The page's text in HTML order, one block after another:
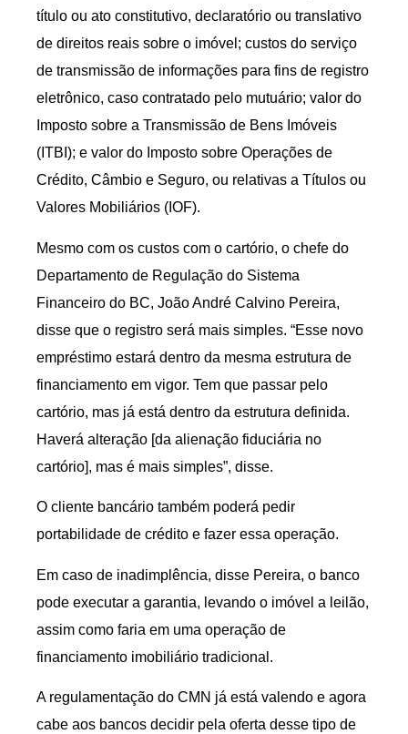
título ou ato constitutivo, declaratório ou translativo
de direitos reais sobre o imóvel; custos do serviço
de transmissão de informações para fins de registro
eletrônico, caso contratado pelo mutuário; valor do
Imposto sobre a Transmissão de Bens Imóveis
(ITBI); e valor do Imposto sobre Operações de
Crédito, Câmbio e Seguro, ou relativas a Títulos ou
Valores Mobiliários (IOF).
Mesmo com os custos com o cartório, o chefe do
Departamento de Regulação do Sistema
Financeiro do BC, João André Calvino Pereira,
disse que o registro será mais simples. “Esse novo
empréstimo estará dentro da mesma estrutura de
financiamento em vigor. Tem que passar pelo
cartório, mas já está dentro da estrutura definida.
Haverá alteração [da alienação fiduciária no
cartório], mas é mais simples”, disse.
O cliente bancário também poderá pedir
portabilidade de crédito e fazer essa operação.
Em caso de inadimplência, disse Pereira, o banco
pode executar a garantia, levando o imóvel a leilão,
assim como faria em uma operação de
financiamento imobiliário tradicional.
A regulamentação do CMN já está valendo e agora
cabe aos bancos decidir pela oferta desse tipo de